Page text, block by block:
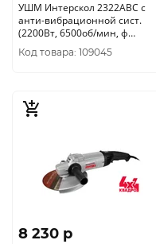
УШМ Интерскол 2322АВС с
анти-вибрационной сист.
(2200Вт, 6500об/мин, ф
230/22.2мм ) 831.0.4.40
Код товара: 109045
8 230 p